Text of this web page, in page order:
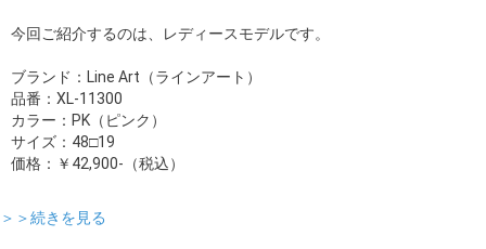
今回ご紹介するのは、レディースモデルです。
ブランド：Line Art（ラインアート）
品番：XL-11300
カラー：PK（ピンク）
サイズ：48□19
価格：￥42,900-（税込）
＞＞続きを見る